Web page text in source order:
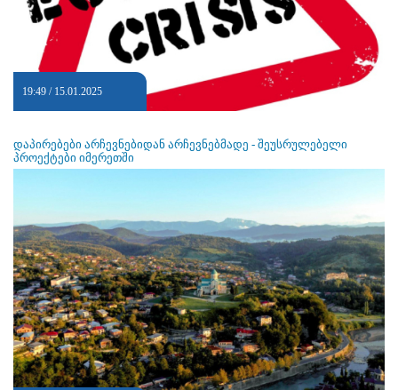
19:49 / 15.01.2025
დაპირებები არჩევნებიდან არჩევნებმადე - შეუსრულებელი
პროექტები იმერეთში